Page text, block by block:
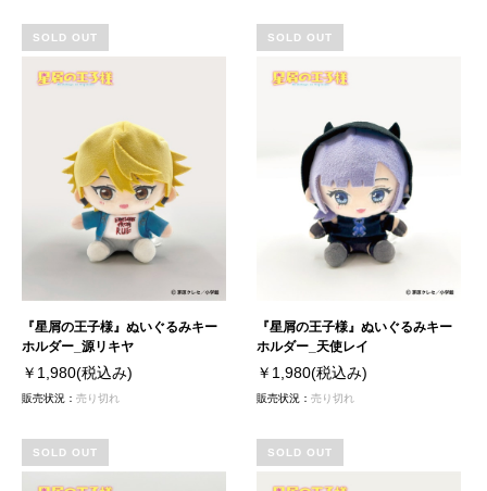
SOLD OUT
『星屑の王子様』ぬいぐるみキー
ホルダー_源リキヤ
￥1,980(税込み)
販売状況： 売り切れ
SOLD OUT
『星屑の王子様』ぬいぐるみキー
ホルダー_天使レイ
￥1,980(税込み)
販売状況：売り切れ
SOLD OUT SOLD OUT